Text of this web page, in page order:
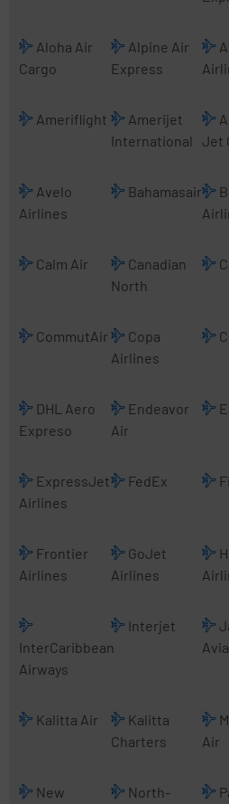
Aloha Air
Cargo
Alpine Air
Express
Ameriflight
Amerijet
International
Jet
Avelo
Airlines
Bahamasair
Calm Air
Canadian
North
CommutAir
Copa
Airlines
DHL Aero
Expreso
Endeavor
Air
ExpressJet
Airlines
FedEx
Frontier
Airlines
GoJet
Airlines
InterCaribbean
Airways
Interjet
Kalitta Air
Kalitta
Charters
Air
New
North-